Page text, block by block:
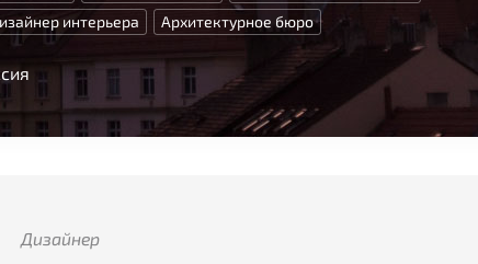
интерьера Архитектурное бюро
Дизайнер